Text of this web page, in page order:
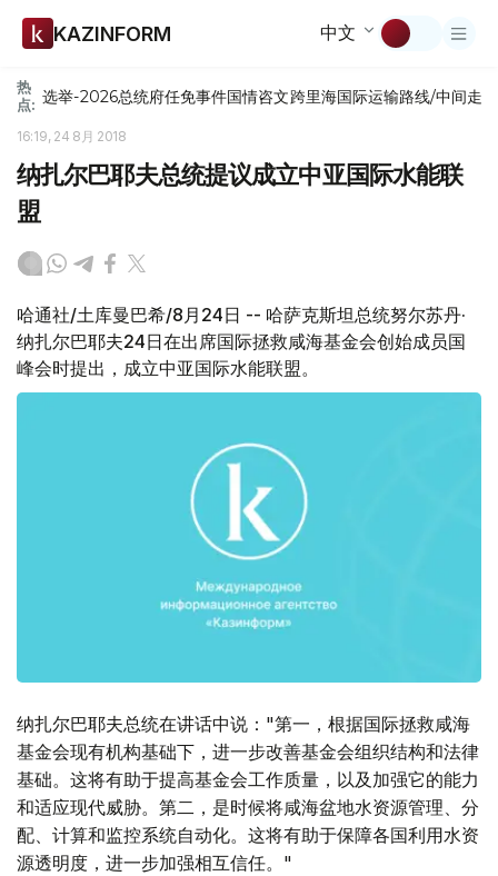
KAZINFORM 中文
热
点: 选举-2026总统府任免事件国情咨文跨里海国际运输路线/中间走廊
16:19, 24 8月 2018
纳扎尔巴耶夫总统提议成立中亚国际水能联
盟
哈通社/土库曼巴希/8月24日 -- 哈萨克斯坦总统努尔苏丹·
纳扎尔巴耶夫24日在出席国际拯救咸海基金会创始成员国
峰会时提出，成立中亚国际水能联盟。
纳扎尔巴耶夫总统在讲话中说："第一，根据国际拯救咸海
基金会现有机构基础下，进一步改善基金会组织结构和法律
基础。这将有助于提高基金会工作质量，以及加强它的能力
和适应现代威胁。第二，是时候将咸海盆地水资源管理、分
配、计算和监控系统自动化。这将有助于保障各国利用水资
源透明度，进一步加强相互信任。"